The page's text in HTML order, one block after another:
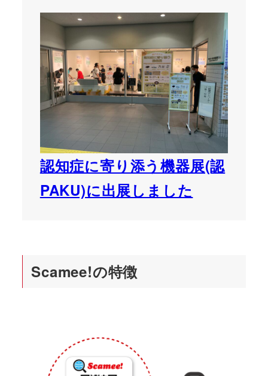
認知症に寄り添う機器展(認
PAKU)に出展しました
Scamee!の特徴